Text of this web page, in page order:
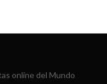
online del Mundo